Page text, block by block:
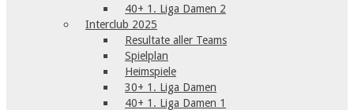
40+ 1. Liga Damen 2
Interclub 2025
Resultate aller Teams
Spielplan
Heimspiele
30+ 1. Liga Damen
40+ 1. Liga Damen 1